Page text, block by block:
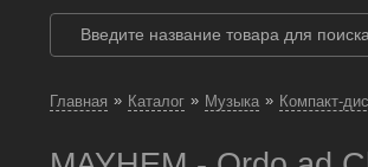
Главная » Каталог » Музыка » Компакт-